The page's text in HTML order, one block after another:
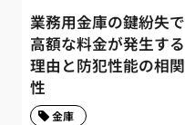
業務用金庫の鍵紛失で
高額な料金が発生する
理由と防犯性能の相関
性
金庫